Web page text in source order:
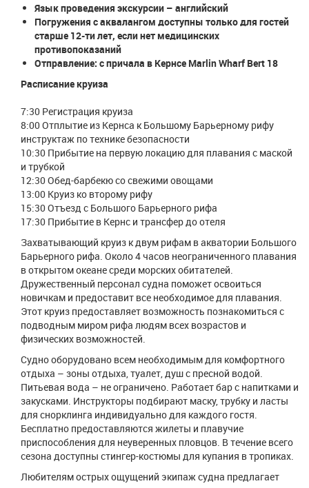
Язык проведения экскурсии – английский
Погружения с аквалангом доступны только для гостей
старше 12-ти лет, если нет медицинских
противопоказаний
Отправление: с причала в Кернсе Marlin Wharf Bert 18
Расписание круиза
7:30 Регистрация круиза
8:00 Отплытие из Кернса к Большому Барьерному рифу
инструктаж по технике безопасности
10:30 Прибытие на первую локацию для плавания с маской
и трубкой
12:30 Обед-барбекю со свежими овощами
13:00 Круиз ко второму рифу
15:30 Отъезд с Большого Барьерного рифа
17:30 Прибытие в Кернс и трансфер до отеля
Захватывающий круиз к двум рифам в акватории Большого
Барьерного рифа. Около 4 часов неограниченного плавания
в открытом океане среди морских обитателей.
Дружественный персонал судна поможет освоиться
новичкам и предоставит все необходимое для плавания.
Этот круиз предоставляет возможность познакомиться с
подводным миром рифа людям всех возрастов и
физических возможностей.
Судно оборудовано всем необходимым для комфортного
отдыха – зоны отдыха, туалет, душ с пресной водой.
Питьевая вода – не ограничено. Работает бар с напитками и
закусками. Инструкторы подбирают маску, трубку и ласты
для снорклинга индивидуально для каждого гостя.
Бесплатно предоставляются жилеты и плавучие
приспособления для неуверенных пловцов. В течение всего
сезона доступны стингер-костюмы для купания в тропиках.
Любителям острых ощущений экипаж судна предлагает